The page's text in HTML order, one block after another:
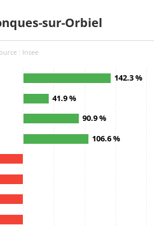
sur-Orbiel
: Insee
142.3 %
41.9 %
90.9 %
106.6 %